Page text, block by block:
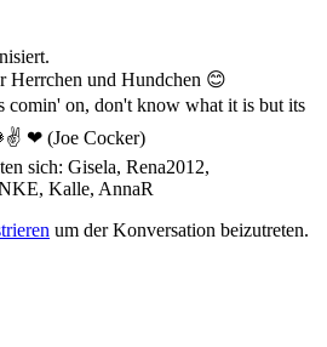
Herrchen und Hundchen 😊
on, don't know what it is but its
❤ (Joe Cocker)
sich: Gisela, Rena2012,
, Kalle, AnnaR
um der Konversation beizutreten.